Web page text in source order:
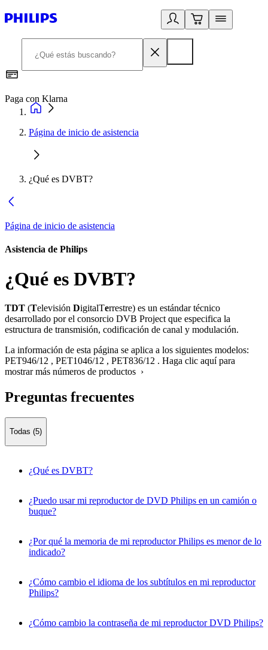
Paga con Klarna
Página de inicio de asistencia
¿Qué es DVBT?
Página de inicio de asistencia
Asistencia de Philips
¿Qué es DVBT?
TDT (Televisión DigitalTerrestre) es un estándar técnico
desarrollado por el consorcio DVB Project que especifica la
estructura de transmisión, codificación de canal y modulación.
La información de esta página se aplica a los siguientes modelos:
PET946/12 , PET1046/12 , PET836/12 . Haga clic aquí para
mostrar más números de productos ›
Preguntas frecuentes
Todas (5)
¿Qué es DVBT?
¿Puedo usar mi reproductor de DVD Philips en un camión o
buque?
¿Por qué la memoria de mi reproductor Philips es menor de lo
indicado?
¿Cómo cambio el idioma de los subtítulos en mi reproductor
Philips?
¿Cómo cambio la contraseña de mi reproductor DVD Philips?